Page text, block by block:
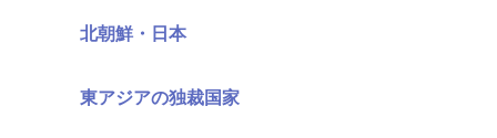
北朝鮮・日本
東アジアの独裁国家